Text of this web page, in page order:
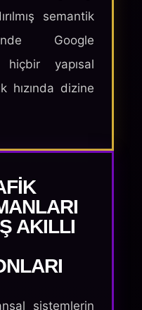
semantik
Google
hiçbir yapısal
hızında dizine
AKILLI
sistemlerin